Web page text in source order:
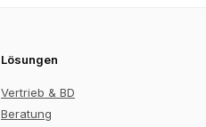
Lösungen
Vertrieb & BD
Beratung